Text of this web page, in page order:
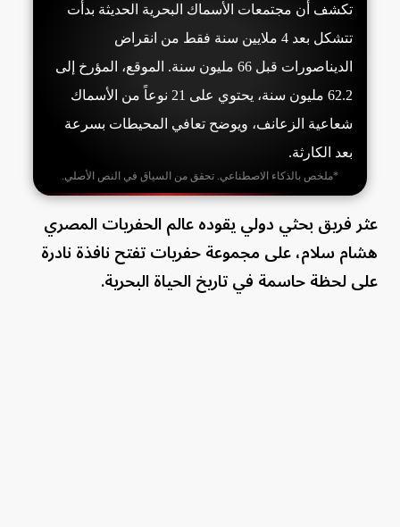
تكشف أن مجتمعات الأسماك البحرية الحديثة بدأت
تتشكل بعد 4 ملايين سنة فقط من انقراض
الديناصورات قبل 66 مليون سنة. الموقع، المؤرخ إلى
62.2 مليون سنة، يحتوي على 21 نوعاً من الأسماك
شعاعية الزعانف، ويوضح تعافي المحيطات بسرعة
بعد الكارثة.
*ملخص بالذكاء الاصطناعي. تحقق من السياق في النص الأصلي.
عثر فريق بحثي دولي يقوده عالم الحفريات المصري
هشام سلام، على مجموعة حفريات تفتح نافذة نادرة
على لحظة حاسمة في تاريخ الحياة البحرية.